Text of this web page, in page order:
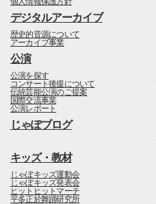
デジタルアーカイブ
歴史的音源について
アーカイブ事業
公演
公演を探す
コンサート後援について
伝統芸能公演のご提案
国際交流事業
公演レポート
じゃぽブログ
キッズ・教材
じゃぽキッズ運動会
じゃぽキッズ発表会
ヒットヒットマーチ
平多正於舞踊研究所